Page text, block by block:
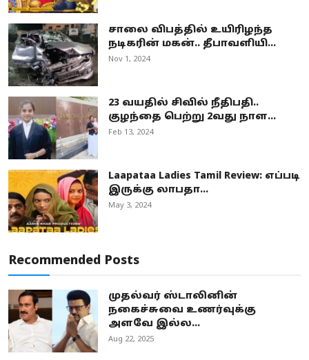
சாலை விபத்தில் உயிரிழந்த
நடிகரின் மகன்.. தீபாவளியி...
Nov 1, 2024
23 வயதில் சிவில் நீதிபதி..
குழந்தை பெற்று 2வது நாள...
Feb 13, 2024
Laapataa Ladies Tamil Review: எப்படி
இருக்கு லாபதா...
May 3, 2024
Recommended Posts
முதல்வர் ஸ்டாலினின்
நகைச்சுவை உணர்வுக்கு
அளவே இல்ல...
Aug 22, 2025